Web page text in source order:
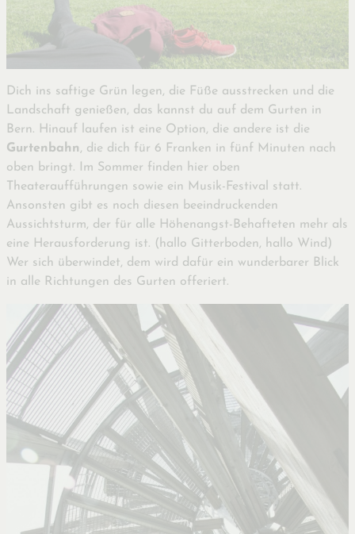
Dich ins saftige Grün legen, die Füße ausstrecken und die
Landschaft genießen, das kannst du auf dem Gurten in
Bern. Hinauf laufen ist eine Option, die andere ist die
Gurtenbahn, die dich für 6 Franken in fünf Minuten nach
oben bringt. Im Sommer finden hier oben
Theateraufführungen sowie ein Musik-Festival statt.
Ansonsten gibt es noch diesen beeindruckenden
Aussichtsturm, der für alle Höhenangst-Behafteten mehr als
eine Herausforderung ist. (hallo Gitterboden, hallo Wind)
Wer sich überwindet, dem wird dafür ein wunderbarer Blick
in alle Richtungen des Gurten offeriert.